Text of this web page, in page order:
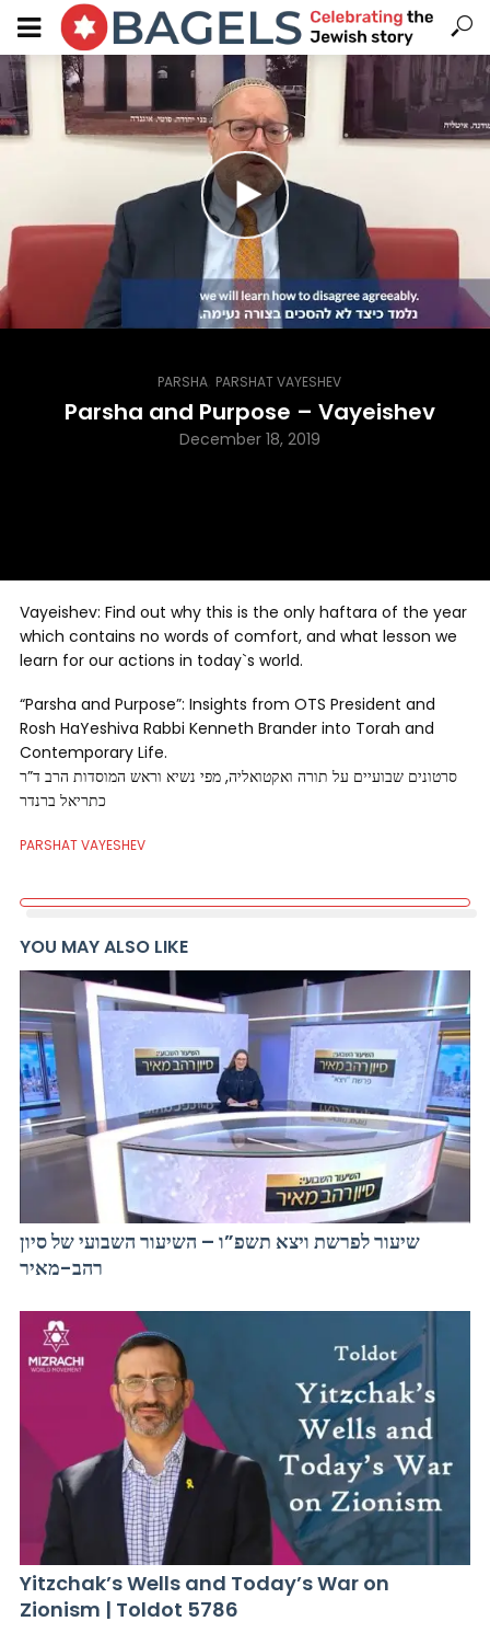
PARSHA PARSHAT VAYESHEV
Parsha and Purpose – Vayeishev
December 18, 2019
Vayeishev: Find out why this is the only haftara of the year
which contains no words of comfort, and what lesson we
learn for our actions in today`s world.
“Parsha and Purpose”: Insights from OTS President and
Rosh HaYeshiva Rabbi Kenneth Brander into Torah and
Contemporary Life.
סרטונים שבועיים על תורה ואקטואליה, מפי נשיא וראש המוסדות הרב ד”ר
כתריאל ברנדר
PARSHAT VAYESHEV
YOU MAY ALSO LIKE
שיעור לפרשת ויצא תשפ”ו – השיעור השבועי של סיון
רהב-מאיר
Yitzchak’s Wells and Today’s War on
Zionism | Toldot 5786